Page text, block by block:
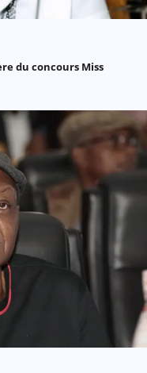
du concours Miss